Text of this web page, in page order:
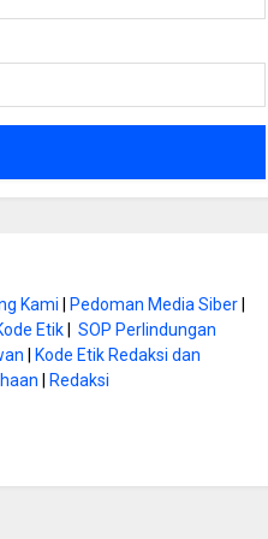
Kami |Pedoman Media Siber|
Etik|SOP Perlindungan
|Kode Etik Redaksi dan
|Redaksi
Literasi Jadi Bekal Utama
Siswa di Era Digital